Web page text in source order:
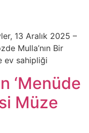
13 Aralık 2025 –
Mulla’nın Bir
ev sahipliği
‘Menüde
Müze